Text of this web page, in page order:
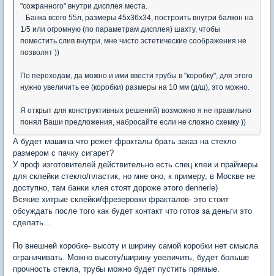
"сожранного" внутри дисплея места.
Банка всего 55л, размеры 45х36х34, построить внутри балкон на
1/5 или огромную (по параметрам дисплея) шахту, чтобы
поместить слив внутри, мне чисто эстетические соображения не
позволят ))
По переходам, да можно и ими ввести трубы в "коробку", для этого
нужно увеличить ее (коробки) размеры на 10 мм (д/ш), это можно.
Я открыт для конструктивных решений) возможно я не правильно
понял Ваши предложения, набросайте если не сложно схемку ))
А будет машина что режет фракталы брать заказ на стекло
размером с пачку сигарет?
У проф изготовителей действительно есть спец клеи и праймеры
для склейки стекло/пластик, но мне оно, к примеру, в Москве не
доступно, там банки клея стоят дороже этого dennerle)
Всякие хитрые склейки/фрезеровки фракталов- это стоит
обсуждать после того как будет контакт что готов за деньги это
сделать...
По внешней коробке- высоту и ширину самой коробки нет смысла
ограничивать. Можно высоту/ширину увеличить, будет больше
прочность стекла, трубы можно будет пустить прямые.